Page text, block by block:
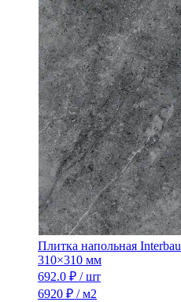
Плитка напольная
310×310 мм
692.0 ₽ / шт
6920 ₽ / м2